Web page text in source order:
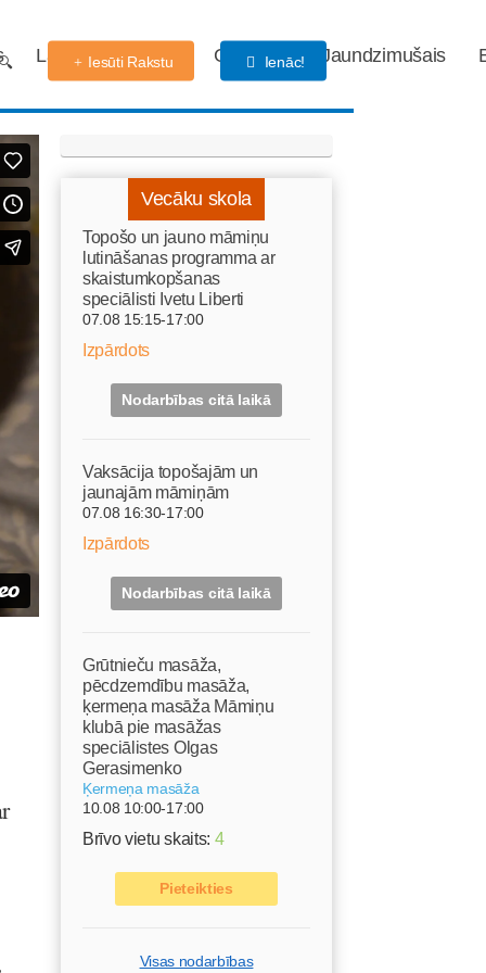
Labdarības fonds Gaidības Jaundzimušais
Iesūti Rakstu Ienāc!
Vecāku skola
Topošo un jauno māmiņu
lutināšanas programma ar
skaistumkopšanas
speciālisti Ivetu Liberti
07.08 15:15-17:00
Izpārdots
Nodarbības citā laikā
Vaksācija topošajām un
jaunajām māmiņām
07.08 16:30-17:00
Izpārdots
Nodarbības citā laikā
Grūtnieču masāža,
pēcdzemdību masāža,
ķermeņa masāža Māmiņu
klubā pie masāžas
speciālistes Olgas
Gerasimenko
Ķermeņa masāža
10.08 10:00-17:00
Brīvo vietu skaits: 4
Pieteikties
Visas nodarbības